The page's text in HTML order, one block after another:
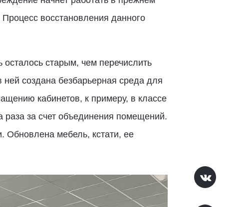
восстановления данного
старым, чем перечислить
создана безбарьерная среда для
кабинетов, к примеру, в классе
за счет объединения помещений.
Обновлена мебель, кстати, ее